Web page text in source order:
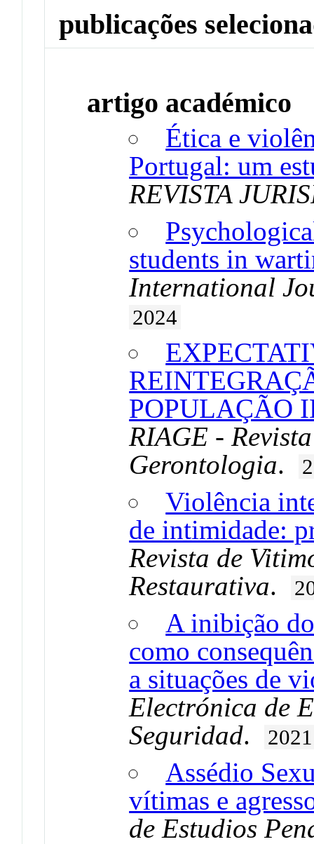
publicações
artigo académico
Ética e
Portugal: um
REVISTA
students in
International
2024
POPULAÇÃO
RIAGE -
Gerontologia.
Violência
de intimidade:
Revista de
Restaurativa.
A inibição
como
a situações de
Electrónica de
Seguridad. 2021
Assédio
vítimas e
de Estudios